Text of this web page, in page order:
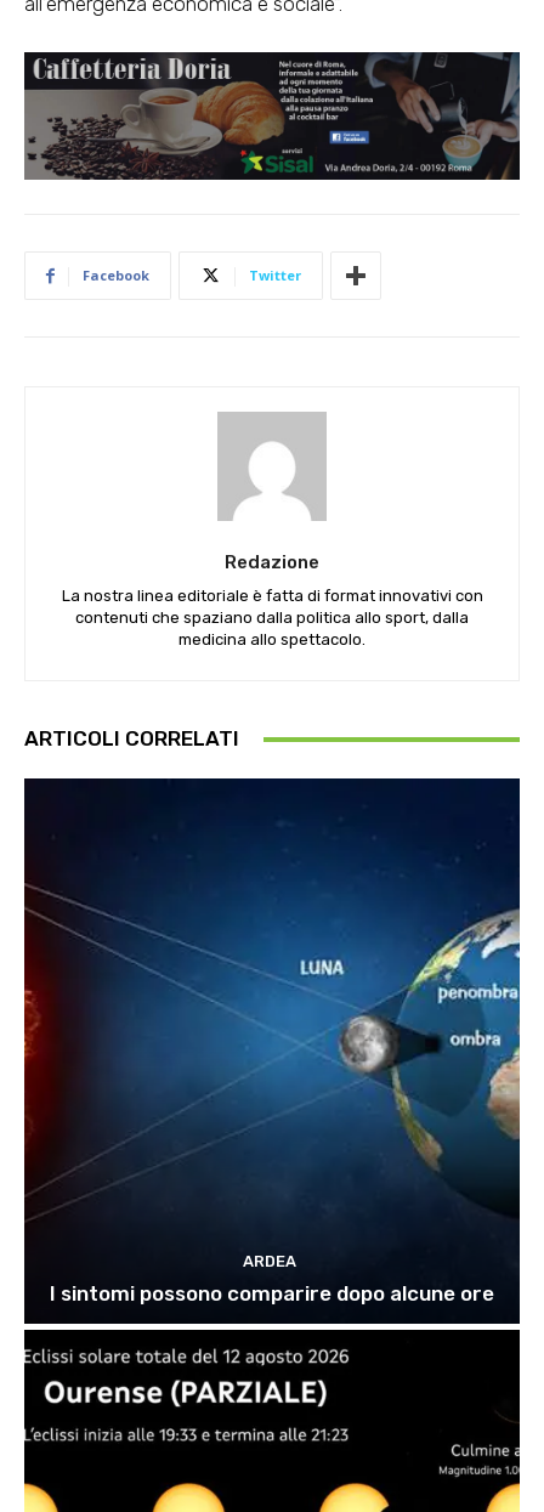
Facebook Twitter
Redazione
La nostra linea editoriale è fatta di format innovativi con
contenuti che spaziano dalla politica allo sport, dalla
medicina allo spettacolo.
ARTICOLI CORRELATI
ARDEA
I sintomi possono comparire dopo alcune ore